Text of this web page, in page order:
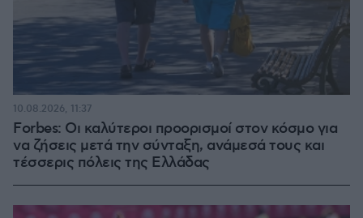
Forbes: Οι καλύτεροι προορισμοί στον κόσμο για
να ζήσεις μετά την σύνταξη, ανάμεσά τους και
τέσσερις πόλεις της Ελλάδας
10.08.2026, 11:37